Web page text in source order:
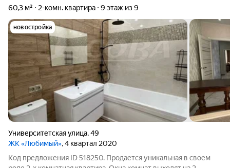
60,3 м² 2-комн. квартира 9 этаж из 9
новостройка
Университетская улица,49
ЖК «Любимый», 4 квартал 2020
Код предложения ID 518250. Продается уникальная в своем